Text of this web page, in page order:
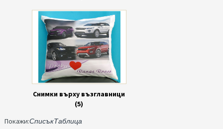
Снимки върху възглавници
(5)
Покажи:СписъкТаблица